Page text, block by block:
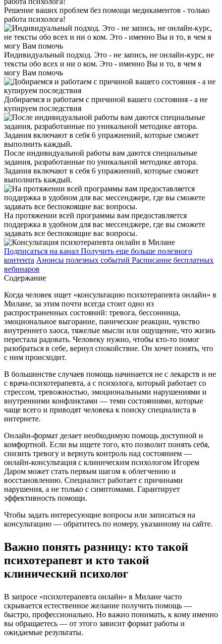
Решение ваших проблем без помощи медикаментов - только
работа психолога!
Индивидуальный подход. Это - не запись, не онлайн-курс, не
тексты обо всех и ни о ком. Это - именно Вы и то, в чем я
могу Вам помочь
Добираемся и работаем с причиной вашего состояния - а не
купируем последствия
После индивидуальной работы вам даются специальные
задания, разработанные по уникальной методике автора.
Задания включают в себя 6 упражнений, которые сможет
выполнить каждый.
На протяжении всей программы вам предоставляется
поддержка в удобном для вас мессенджере, где вы сможете
задавать все беспокоящие вас вопросы.
Подписаться на канал Получить еще больше полезного
контента Анонсы полезных событий Расписание бесплатных
вебинаров
Содержание
Когда человек ищет «консультацию психотерапевта онлайн» в
Милане, за этим почти всегда стоит одно из
распространенных состояний: тревога, бессонница,
эмоциональное выгорание, панические реакции, чувство
внутреннего хаоса, тяжелые мысли или ощущение, что жизнь
перестала радовать. Человеку нужно, чтобы кто-то помог
разобраться в себе, вернул спокойствие. Он хочет понять, что
с ним происходит.
В большинстве случаев помощь начинается не с лекарств и не
с врача-психотерапевта, а с психолога, который работает со
стрессом, тревожностью, эмоциональными нарушениями и
внутренними конфликтами — теми состояниями, которые
чаще всего и приводят человека к поиску специалиста в
интернете.
Онлайн-формат делает необходимую помощь доступной и
комфортной. Если вы ищете того, кто позволит понять себя,
снизить тревогу и вернуть контроль над состоянием —
онлайн-консультация с клиническим психологом Игорем
Даром может стать первым шагом к облегчению и
восстановлению. Специалист работает с причинами
нарушения, а не только с симптомами. Гарантирует
эффективность помощи.
Чтобы задать интересующие вопросы или записаться на
консультацию — обратитесь по номеру, указанному на сайте.
Важно понять разницу: кто такой
психотерапевт и кто такой
клинический психолог
В запросе «психотерапевта онлайн» в Милане часто
скрывается естественное желание получить помощь —
быстро, профессионально. Но важно понимать, к кому именно
вы обращаетесь — от этого зависит формат работы и
ожидаемые результаты.